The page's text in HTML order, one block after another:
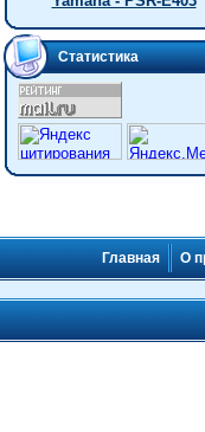
Статистика
Главная О